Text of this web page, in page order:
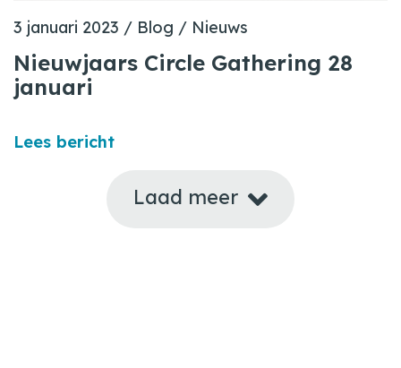
3 januari 2023 / Blog / Nieuws
Nieuwjaars Circle Gathering 28
januari
Lees bericht
Laad meer